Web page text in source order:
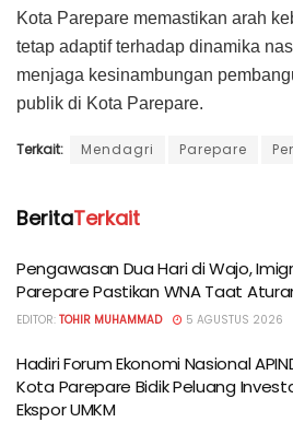
Kota Parepare memastikan arah
tetap adaptif terhadap dinamika
menjaga kesinambungan
publik di Kota Parepare.
Terkait: Mendagri Parepare
BeritaTerkait
Pengawasan Dua Hari di Wajo,
Parepare Pastikan WNA Taat
EDITOR: TOHIR MUHAMMAD 5 AGUSTUS 2026
Hadiri Forum Ekonomi Nasional
Kota Parepare Bidik Peluang
Ekspor UMKM